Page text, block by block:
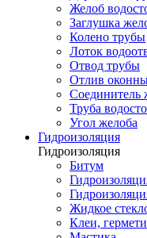
Желоб
Заглушка
Колено трубы
Лоток
Отвод трубы
Отлив
Соединитель
Труба
Угол желоба
Гидроизоляция
Гидроизоляция
Битум
Жидкое
Клеи,